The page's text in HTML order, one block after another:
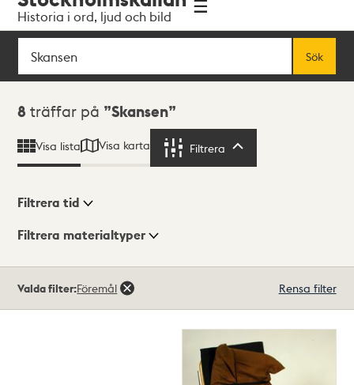
navigationen
huvudinnehållet
Historia i ord, ljud och bild
Sök
Sök
Sökresultat
8 träffar på Skansen
Visa lista Visa karta Filtrera
Visningsläge
Filtrera tid
Filtrera materialtyper
träffar
Valda filter:Föremål Rensa filter